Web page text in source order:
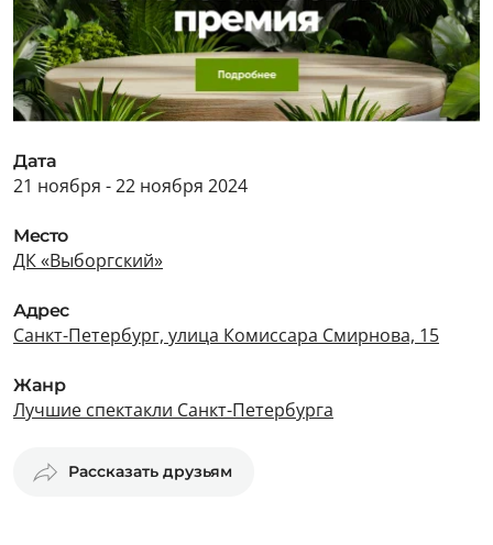
Дата
21 ноября - 22 ноября 2024
Место
ДК «Выборгский»
Адрес
Санкт-Петербург, улица Комиссара Смирнова, 15
Жанр
Лучшие спектакли Санкт-Петербурга
Рассказать друзьям